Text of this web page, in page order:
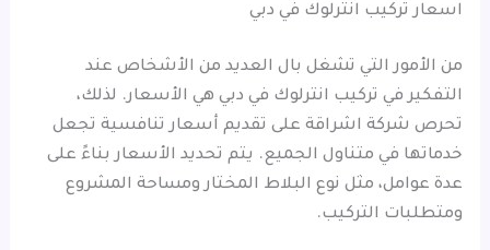
اسعار تركيب انترلوك في دبي
من الأمور التي تشغل بال العديد من الأشخاص عند
التفكير في تركيب انترلوك في دبي هي الأسعار. لذلك،
تحرص شركة اشراقة على تقديم أسعار تنافسية تجعل
خدماتها في متناول الجميع. يتم تحديد الأسعار بناءً على
عدة عوامل، مثل نوع البلاط المختار ومساحة المشروع
ومتطلبات التركيب.